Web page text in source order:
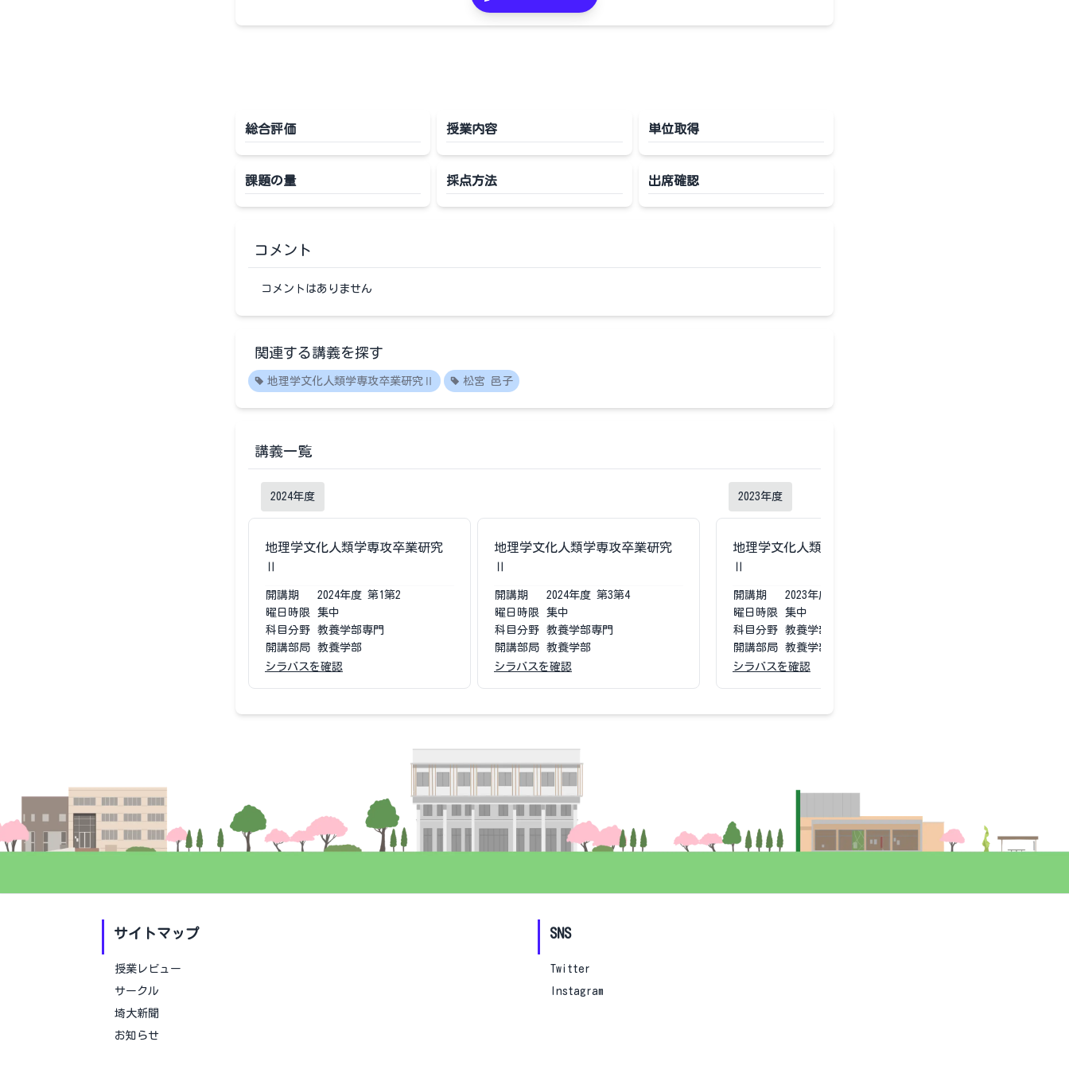
総合評価 授業内容 単位取得
課題の量 採点方法 出席確認
コメント
コメントはありません
関連する講義を探す
地理学文化人類学専攻卒業研究Ⅱ 松宮 邑子
講義一覧
2024年度
地理学文化人類学専攻卒業研究
Ⅱ
開講期 2024年度 第1第2
曜日時限
集中
科目分野
教養学部専門
開講部局
教養学部
シラバスを確認
地理学文化人類学専攻卒業研究
Ⅱ
開講期 2024年度 第3第4
曜日時限
集中
科目分野
教養学部専門
開講部局
教養学部
シラバスを確認
2023年度
地理学文化人類学専攻卒業研究
Ⅱ
開講期 2023年度
曜日時限
集中
科目分野
教養学部専門
開講部局
教養学部
シラバスを確認
サイトマップ
授業レビュー
サークル
埼大新聞
お知らせ
SNS
Twitter
Instagram